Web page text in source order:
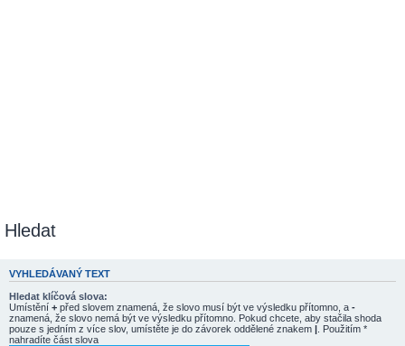
Hledat
VYHLEDÁVANÝ TEXT
Hledat klíčová slova:
Umístění + před slovem znamená, že slovo musí být ve výsledku přítomno, a -
znamená, že slovo nemá být ve výsledku přítomno. Pokud chcete, aby stačila shoda
pouze s jedním z více slov, umístěte je do závorek oddělené znakem | . Použitím *
nahradíte část slova